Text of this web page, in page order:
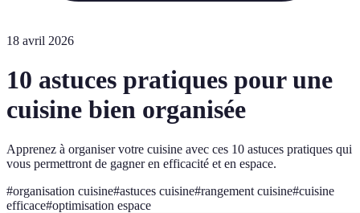
18 avril 2026
10 astuces pratiques pour une
cuisine bien organisée
Apprenez à organiser votre cuisine avec ces 10 astuces pratiques qui
vous permettront de gagner en efficacité et en espace.
#organisation cuisine#astuces cuisine#rangement cuisine#cuisine
efficace#optimisation espace